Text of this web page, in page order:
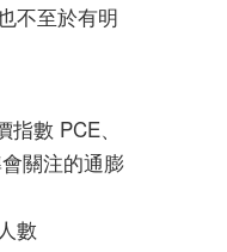
不至於有明
數 PCE、
關注的通膨
數